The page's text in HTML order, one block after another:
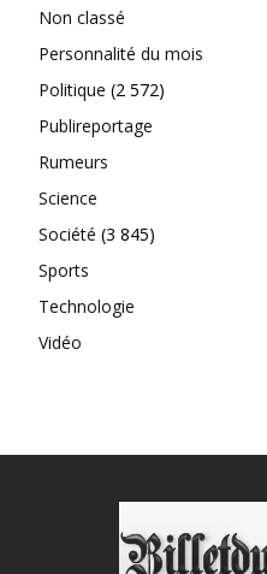
Non classé
Personnalité du mois
Politique (2 572)
Publireportage
Rumeurs
Science
Société (3 845)
Sports
Technologie
Vidéo